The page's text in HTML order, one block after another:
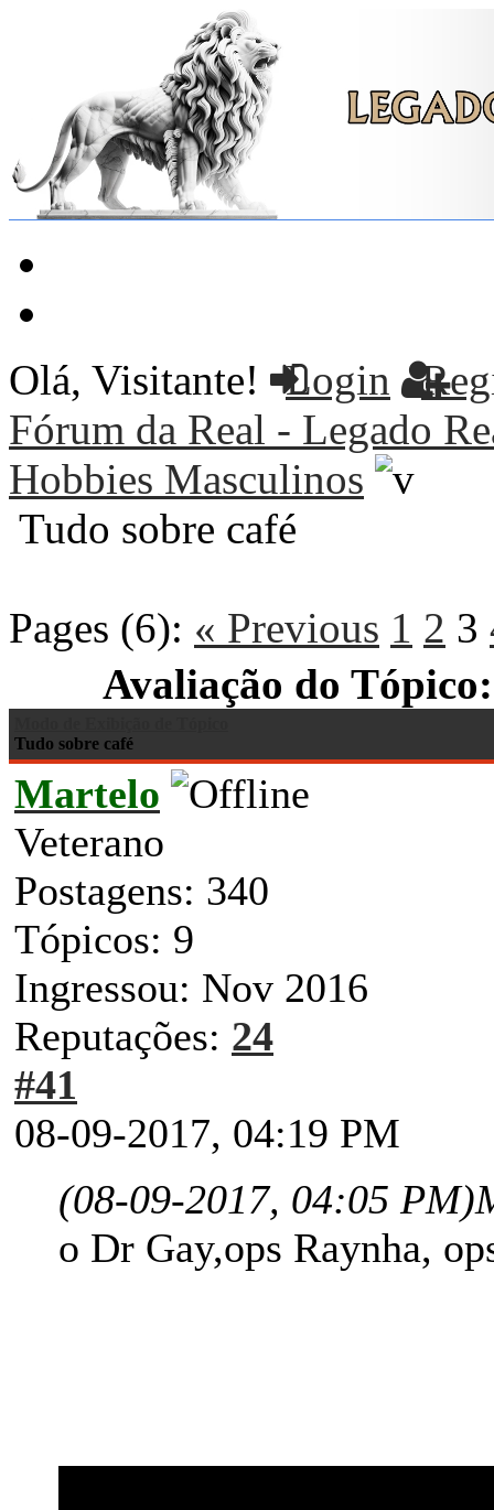
Olá, Visitante!
Login
Fórum da Real - Legado
Hobbies Masculinos
Tudo sobre café
Pages (6): « Previous 1 2 3
Avaliação do Tópico:
Tudo sobre café
Martelo
Veterano
Postagens: 340
Tópicos: 9
Ingressou: Nov 2016
Reputações: 24
#41
08-09-2017, 04:19 PM
(08-09-2017, 04:05 PM)
o Dr Gay,ops Raynha,